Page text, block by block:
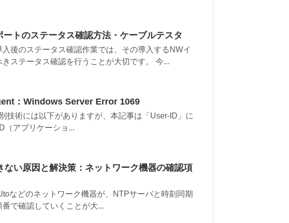
トのステータス確認方法・ケーブルテスタ
後のステータス確認作業では、その導入するNWイ
ステータス確認を行うことが大切です。 今...
：Windows Server Error 1069
技術には以下がありますが、本記事は「User-ID」に
アプリケーショ...
ない原因と解決策：ネットワーク機器の確認項
などのネットワーク機器が、NTPサーバと時刻同期
で確認していくことが大...